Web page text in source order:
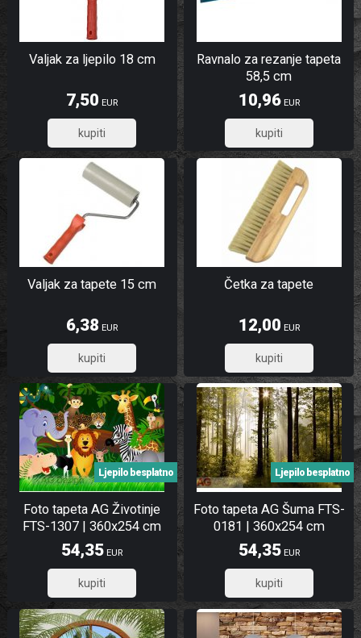
Valjak za ljepilo 18 cm
7,50 EUR
6,00
Ravnalo za rezanje tapeta
58,5 cm
10,96EUR
8,77
Valjak za tapete 15 cm
6,38 EUR
5,10
Četka za tapete
12,00 EUR
9,60
Foto tapeta AG Životinje
FTS-1307 | 360x254 cm
Ljepilo besplatno
54,35 EUR
43,48
Foto tapeta AG Šuma FTS-
0181 | 360x254 cm
Ljepilo besplatno
54,35EUR
43,48